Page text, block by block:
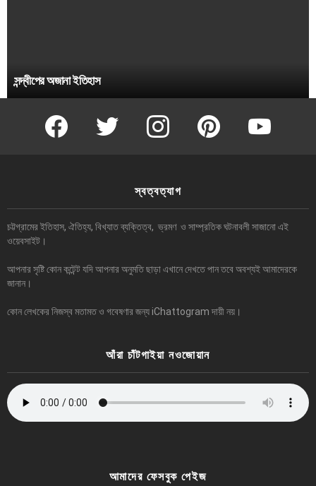
সন্দ্বীপের অজানা ইতিহাস
facebook twitter instagram pinterest
স্বত্বত্যাগ
চট্টগ্রামের ইতিহাস, ঐতিহ্য, বিখ্যাত ব্যক্তিত্ব, ভ্রমণ ও সাম্প্রতিক ঘটনাবলী সাজানো এই
ওয়েবসাইট।
আপনার সৃষ্টি কোন কন্টেন্ট যদি আপনার অনুমতি ছাড়া এখানে দেখতে পান তবে অবশ্যই আমাদেরকে
জানান।
কোন লেখকের নিজস্ব মতামত ও গবেষণার জন্য iChattogram দায়ী নয়।
আঁরা চাঁটগাইয়া নওজোয়ান
আমাদের ফেসবুক পেইজ